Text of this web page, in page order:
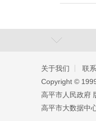
关于我们
联
Copyright ©️
高平市人民政府
高平市大数据